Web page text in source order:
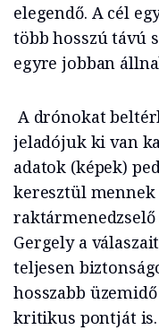
elegendő. A cél
több hosszú távú
egyre jobban
A drónokat
jeladójuk ki van
adatok (képek)
keresztül mennek
raktármenedzselő
Gergely a
teljesen
hosszabb
kritikus pontját is.